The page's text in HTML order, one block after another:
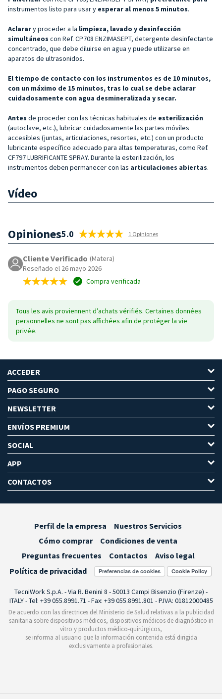
instrumentos listo para usar y esperar al menos 5 minutos.
Aclarary proceder a la limpieza, lavado y desinfección
simultáneos con Ref. CP708 ENZIMASEPT, detergente desinfectante
concentrado, que debe diluirse en agua y puede utilizarse en
aparatos de ultrasonidos.
El tiempo de contacto con los instrumentos es de 10 minutos,
con un máximo de 15 minutos, tras lo cual se debe aclarar
cuidadosamente con agua desmineralizada y secar.
Antes de proceder con las técnicas habituales de esterilización
(autoclave, etc.), lubricar cuidadosamente las partes móviles
accesibles (juntas, articulaciones, resortes, etc.) con un producto
lubricante específico adecuado para altas temperaturas, como Ref.
CF797 LUBRIFICANTE SPRAY. Durante la esterilización, los
instrumentos deben permanecer con las articulaciones abiertas.
Vídeo
Opiniones5.0 1 Opiniones
Cliente Verificado (Matera)
Reseñado el 26 mayo 2026
Compra verificada
Tous les avis proviennent d’achats vérifiés. Certaines données
personnelles ne sont pas affichées afin de protéger la vie
privée.
ACCEDER
PAGO SEGURO
NEWSLETTER
ENVÍOS PREMIUM
SOCIAL
APP
CONTACTOS
Perfil de la empresa
Nuestros Servicios
Cómo comprar
Condiciones de venta
Preguntas frecuentes
Contactos
Aviso legal
Política de privacidad
Preferencias de cookies
TecniWork S.p.A. - Via R. Benini 8 - 50013 Campi Bisenzio (Firenze) -
ITALY - Tel: +39 055.8991.71 - Fax: +39 055.8991.801 - P.IVA: 01812000485
De acuerdo con las directrices del Ministerio de Salud relativas a la publicidad
sanitaria sobre dispositivos médicos, dispositivos médicos de diagnóstico in
vitro y productos médico-quirúrgicos,
se informa al usuario que la información contenida está dirigida
exclusivamente a profesionales.